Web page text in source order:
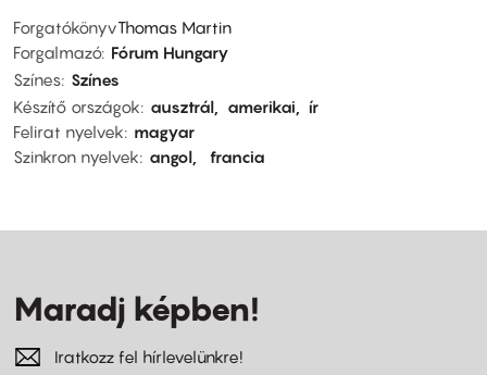
ForgatókönyvThomas Martin
Forgalmazó Fórum Hungary
Színes Színes
Készítő országok
ausztrál amerikai
ír
Felirat nyelvek
magyar
Szinkron nyelvek
angol francia
Maradj képben!
Iratkozz fel hírlevelünkre!